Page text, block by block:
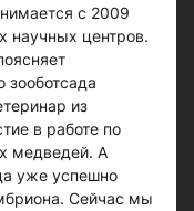
с 2009
научных центров.
зооботсада
из
в работе по
медведей. А
уже успешно
Сейчас мы